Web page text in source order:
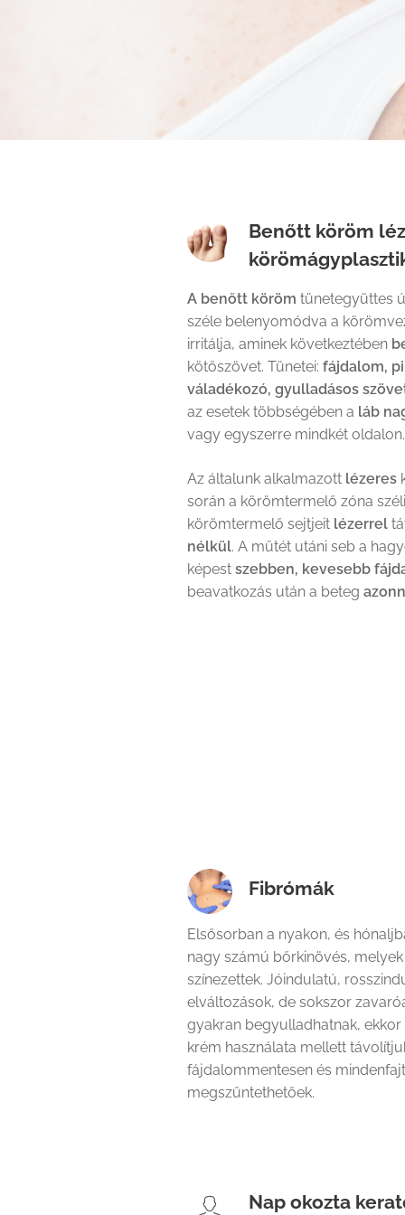
Benőtt köröm
A benőtt köröm tünetegyüttes
széle belenyomódva a
irritálja, aminek következtében
kötőszövet. Tünetei: fájdalom,
váladékozó, gyulladásos
az esetek többségében a láb
vagy egyszerre mindkét oldalon.
Az általunk alkalmazott lézeres
során a körömtermelő zóna
körömtermelő sejtjeit lézerrel
nélkül. A műtét utáni seb a
képest szebben, kevesebb
beavatkozás után a beteg
Fibrómák
Elsősorban a nyakon, és
nagy számú bőrkinövés,
színezettek. Jóindulatú,
elváltozások, de sokszor
gyakran begyulladhatnak,
krém használata mellett
fájdalommentesen és
megszűntethetőek.
Nap okozta